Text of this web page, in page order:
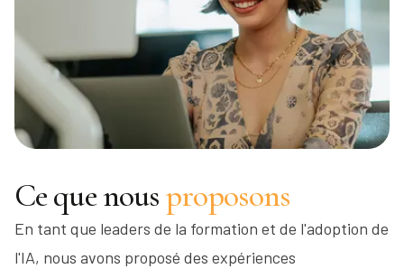
Ce que nousproposons
En tant que leaders de la formation et de l'adoption de
l'IA, nous avons proposé des expériences